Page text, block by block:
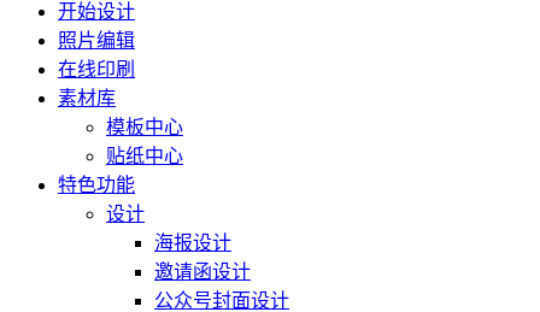
开始设计
照片编辑
在线印刷
素材库
模板中心
贴纸中心
特色功能
设计
海报设计
邀请函设计
公众号封面设计